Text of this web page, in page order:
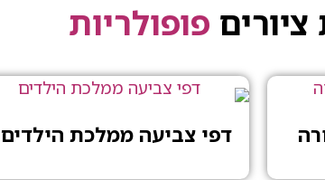
ציורים פופולריות
דפי צביעה ממלכת הילדים